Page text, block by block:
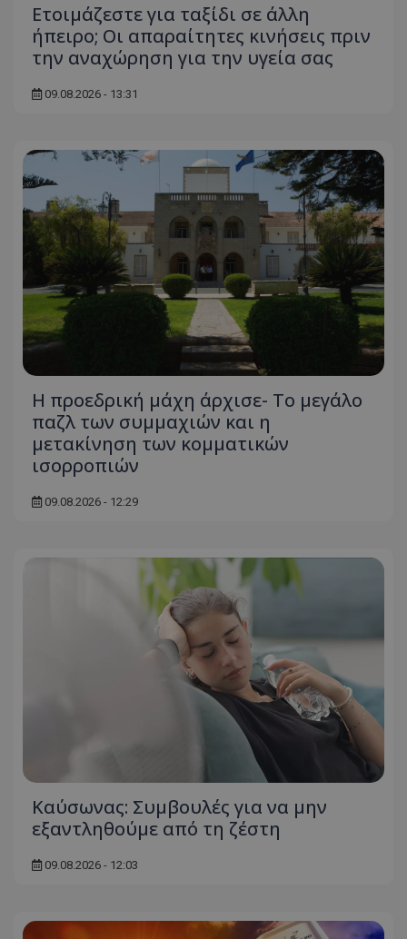
Ετοιμάζεστε για ταξίδι σε άλλη
ήπειρο; Οι απαραίτητες κινήσεις πριν
την αναχώρηση για την υγεία σας
09.08.2026 - 13:31
Η προεδρική μάχη άρχισε- Το μεγάλο
παζλ των συμμαχιών και η
μετακίνηση των κομματικών
ισορροπιών
09.08.2026 - 12:29
Kαύσωνας: Συμβουλές για να μην
εξαντληθούμε από τη ζέστη
09.08.2026 - 12:03